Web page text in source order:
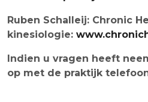
Ruben Schalleij: Chronic
kinesiologie:
Indien u vragen heeft
op met de praktijk